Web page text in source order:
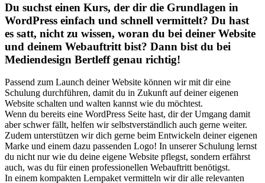
Du suchst einen Kurs, der dir die Grundlagen in
WordPress einfach und schnell vermittelt? Du hast
es satt, nicht zu wissen, woran du bei deiner Website
und deinem Webauftritt bist? Dann bist du bei
Mediendesign Bertleff genau richtig!
Passend zum Launch deiner Website können wir mit dir eine
Schulung durchführen, damit du in Zukunft auf deiner eigenen
Website schalten und walten kannst wie du möchtest.
Wenn du bereits eine WordPress Seite hast, dir der Umgang damit
aber schwer fällt, helfen wir selbstverständlich auch gerne weiter.
Zudem unterstützen wir dich gerne beim Entwickeln deiner eigenen
Marke und einem dazu passenden Logo! In unserer Schulung lernst
du nicht nur wie du deine eigene Website pflegst, sondern erfährst
auch, was du für einen professionellen Webauftritt benötigst.
In einem kompakten Lernpaket vermitteln wir dir alle relevanten